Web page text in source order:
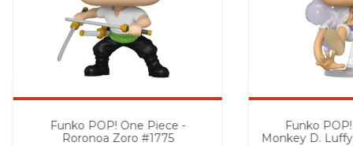
Funko POP! One Piece -
Roronoa Zoro #1775
Funko
Monkey D.